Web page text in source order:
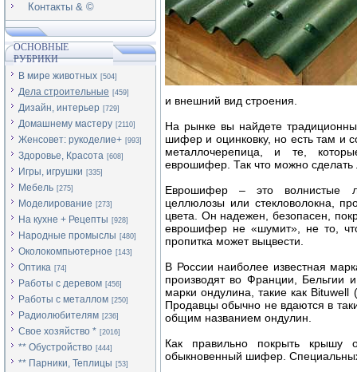
Контакты & ©
ОСНОВНЫЕ
РУБРИКИ
В мире животных [504]
Дела строительные [459]
Дизайн, интерьер [729]
Домашнему мастеру [2110]
Женсовет: рукоделие+ [993]
Здоровье, Красота [608]
Игры, игрушки [335]
Мебель [275]
Моделирование [273]
На кухне + Рецепты [928]
Народные промыслы [480]
Околокомпьютерное [143]
Оптика [74]
Работы с деревом [456]
Работы с металлом [250]
Радиолюбителям [236]
Свое хозяйство * [2016]
** Обустройство [444]
** Парники, Теплицы [53]
и внешний вид строения.
На рынке вы найдете
шифер и оцинковку, но есть там и
металлочерепица, и те,
еврошифер. Так что можно
Еврошифер – это волнистые
целлюлозы или стекловолокна,
цвета. Он надежен, безопасен,
еврошифер не «шумит», не то,
пропитка может выцвести.
В России наиболее известная
производят во Франции, Бельгии
марки ондулина, такие как
Продавцы обычно не вдаются в
общим названием ондулин.
Как правильно покрыть
обыкновенный шифер.